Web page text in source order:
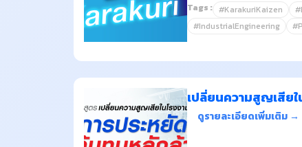
Tags : #KarakuriKaizen
#IndustrialEngineering
เปลี่ยนความสูญเสีย
ดูรายละเอียดเพิ่มเติม →